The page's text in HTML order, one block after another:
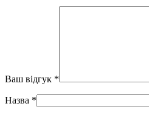
Ваш відгук *
Назва *